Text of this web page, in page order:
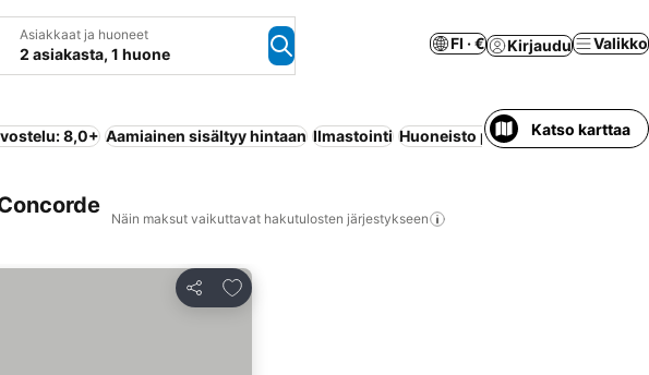
Asiakkaat ja huoneet
2 asiakasta, 1 huone
FI · € Kirjaudu Valikko
8,0+ Aamiainen sisältyy hintaan Ilmastointi Huoneisto palveluilla Pysäköinti
Katso karttaa
Näin maksut vaikuttavat hakutulosten järjestykseen
Jaa
Lisää suosikkeihin